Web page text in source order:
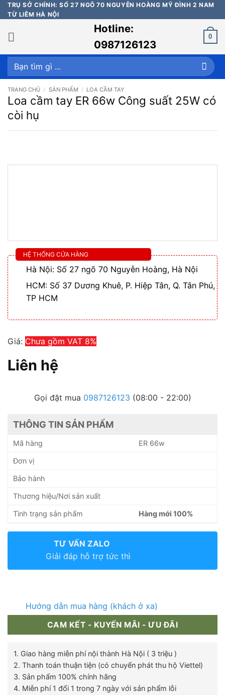
Bỏ
qua
nội
dung
TRỤ SỞ CHÍNH: SỐ 27 NGÕ 70 NGUYỄN HOÀNG MỸ ĐÌNH 2 NAM
TỪ LIÊM HÀ NỘI
Hotline:
0987126123
0
Tìm
kiếm:
TRANG CHỦ / SẢN PHẨM / LOA CẦM TAY
Loa cầm tay ER 66w Công suất 25W có
còi hụ
HỆ THỐNG CỬA HÀNG
Hà Nội: Số 27 ngõ 70 Nguyễn Hoàng, Hà Nội
HCM: Số 37 Dương Khuê, P. Hiệp Tân, Q. Tân Phú,
TP HCM
Giá: Chưa gồm VAT 8%
Liên hệ
Gọi đặt mua 0987126123 (08:00 - 22:00)
THÔNG TIN SẢN PHẨM
Mã hàng ER 66w
Đơn vị
Bảo hành
Thương hiệu/Nơi sản xuất
Tình trạng sản phẩm Hàng mới 100%
TƯ VẤN ZALO
Giải đáp hỗ trợ tức thì
Hướng dẫn mua hàng (khách ở xa)
CAM KẾT - KUYẾN MÃI - ƯU ĐÃI
1. Giao hàng miễn phí nội thành Hà Nội ( 3 triệu )
2. Thanh toán thuận tiện (có chuyển phát thu hộ Viettel)
3. Sản phẩm 100% chính hãng
4. Miễn phí 1 đổi 1 trong 7 ngày với sản phẩm lỗi